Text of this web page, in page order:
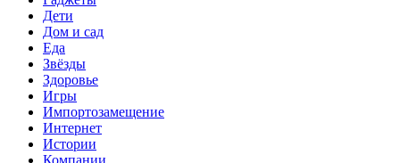
Дети
Дом и сад
Еда
Звёзды
Здоровье
Игры
Импортозамещение
Интернет
Истории
Компании